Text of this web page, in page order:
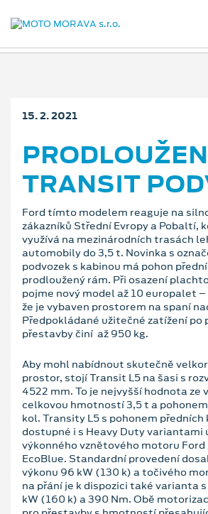
15. 2. 2021
TRANSIT
Ford tímto modelem reaguje na
zákazníků Střední Evropy a Pobaltí,
využívá na mezinárodních trasách
automobily do 3,5 t. Novinka s
podvozek s kabinou má pohon
prodloužený rám. Při osazení
pojme nový model až 10 europalet –
že je vybaven prostorem na spaní
Předpokládané užitečné zatížení po
přestavby činí až 950 kg.
Aby mohl nabídnout skutečně
prostor, stojí Transit L5 na šasi s
4522 mm. To je nejvyšší hodnota ze
celkovou hmotností 3,5 t a
kol. Transity L5 s pohonem předních
dostupné i s Heavy Duty variantami
výkonného vznětového motoru Ford
EcoBlue. Standardní provedení
výkonu 96 kW (130 k) a točivého
na přání je k dispozici také varianta
kW (160 k) a 390 Nm. Obě